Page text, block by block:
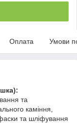
Оплата Умови
та
каміння,
та шліфування